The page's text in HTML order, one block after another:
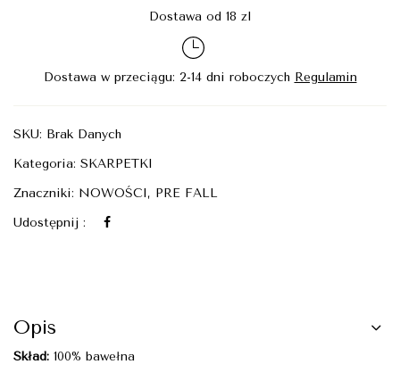
Dostawa od 18 zl
Dostawa w przeciągu: 2-14 dni roboczych Regulamin
SKU: Brak Danych
Kategoria: SKARPETKI
Znaczniki: NOWOŚCI, PRE FALL
Udostępnij :
Opis
Skład: 100% bawełna